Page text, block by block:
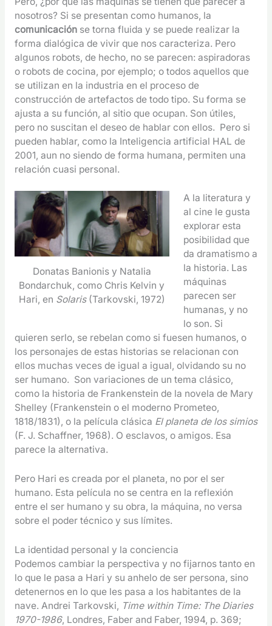
nosotros? Si se presentan como humanos, la
comunicaciónse torna fluida y se puede realizar la
forma dialógica de vivir que nos caracteriza. Pero
algunos robots, de hecho, no se parecen: aspiradoras
o robots de cocina, por ejemplo; o todos aquellos que
se utilizan en la industria en el proceso de
construcción de artefactos de todo tipo. Su forma se
ajusta a su función, al sitio que ocupan. Son útiles,
pero no suscitan el deseo de hablar con ellos. Pero si
pueden hablar, como la Inteligencia artificial HAL de
2001, aun no siendo de forma humana, permiten una
relación cuasi personal.
Donatas Banionis y Natalia
Bondarchuk, como Chris Kelvin y
Hari, en Solaris(Tarkovski, 1972)
A la literatura y
al cine le gusta
explorar esta
posibilidad que
da dramatismo a
la historia. Las
máquinas
parecen ser
humanas, y no
lo son. Si
quieren serlo, se rebelan como si fuesen humanos, o
los personajes de estas historias se relacionan con
ellos muchas veces de igual a igual, olvidando su no
ser humano. Son variaciones de un tema clásico,
como la historia de Frankenstein de la novela de Mary
Shelley (Frankenstein o el moderno Prometeo,
1818/1831), o la película clásica El planeta de los simios
(F. J. Schaffner, 1968). O esclavos, o amigos. Esa
parece la alternativa.
Pero Hari es creada por el planeta, no por el ser
humano. Esta película no se centra en la reflexión
entre el ser humano y su obra, la máquina, no versa
sobre el poder técnico y sus límites.
La identidad personal y la conciencia
Podemos cambiar la perspectiva y no fijarnos tanto en
lo que le pasa a Hari y su anhelo de ser persona, sino
detenernos en lo que les pasa a los habitantes de la
nave. Andrei Tarkovski, Time within Time: The Diaries
1970-1986, Londres, Faber and Faber, 1994, p. 369;